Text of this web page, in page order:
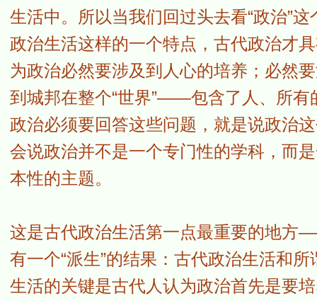
生活中。所以当我们回过头去看“政治”
政治生活这样的一个特点，古代政治才
为政治必然要涉及到人心的培养；必然
到城邦在整个“世界”——包含了人、所
政治必须要回答这些问题，就是说政治
会说政治并不是一个专门性的学科，而
本性的主题。
这是古代政治生活第一点最重要的地方
有一个“派生”的结果：古代政治生活和
生活的关键是古代人认为政治首先是要